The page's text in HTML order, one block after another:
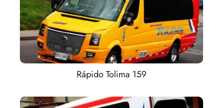
Rápido Tolima 159